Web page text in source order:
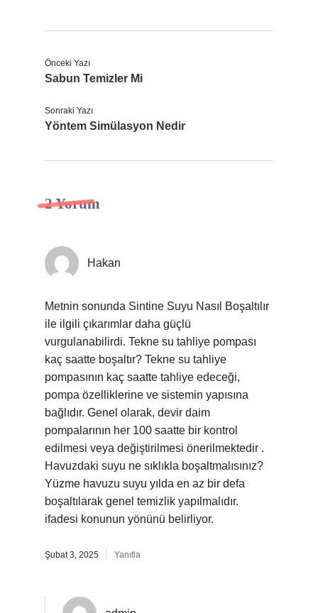
Önceki Yazı
Sabun Temizler Mi
Sonraki Yazı
Yöntem Simülasyon Nedir
2 Yorum
Hakan
Metnin sonunda Sintine Suyu Nasıl Boşaltılır
ile ilgili çıkarımlar daha güçlü
vurgulanabilirdi. Tekne su tahliye pompası
kaç saatte boşaltır? Tekne su tahliye
pompasının kaç saatte tahliye edeceği,
pompa özelliklerine ve sistemin yapısına
bağlıdır. Genel olarak, devir daim
pompalarının her 100 saatte bir kontrol
edilmesi veya değiştirilmesi önerilmektedir .
Havuzdaki suyu ne sıklıkla boşaltmalısınız?
Yüzme havuzu suyu yılda en az bir defa
boşaltılarak genel temizlik yapılmalıdır.
ifadesi konunun yönünü belirliyor.
Şubat 3, 2025 Yanıtla